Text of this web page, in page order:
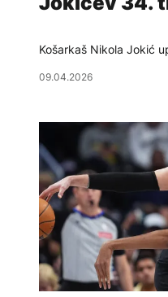
Košarkaš Nikola Jokić
09.04.2026